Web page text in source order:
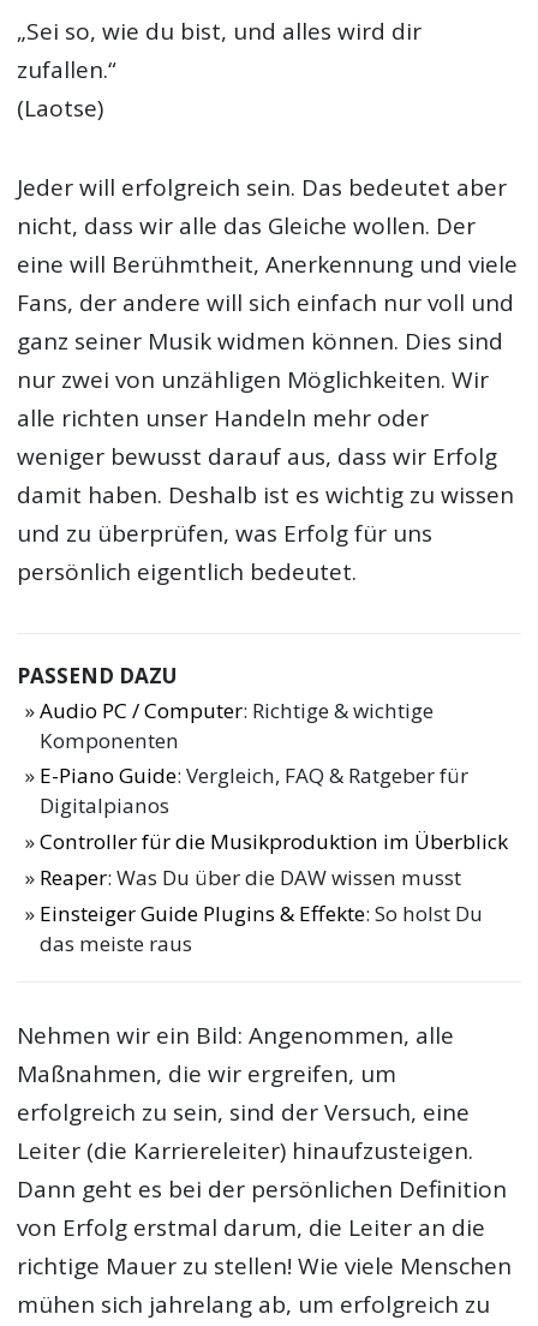
„Sei so, wie du bist, und alles wird dir
zufallen.“
(Laotse)
Jeder will erfolgreich sein. Das bedeutet aber
nicht, dass wir alle das Gleiche wollen. Der
eine will Berühmtheit, Anerkennung und viele
Fans, der andere will sich einfach nur voll und
ganz seiner Musik widmen können. Dies sind
nur zwei von unzähligen Möglichkeiten. Wir
alle richten unser Handeln mehr oder
weniger bewusst darauf aus, dass wir Erfolg
damit haben. Deshalb ist es wichtig zu wissen
und zu überprüfen, was Erfolg für uns
persönlich eigentlich bedeutet.
PASSEND DAZU
Audio PC / Computer: Richtige & wichtige
Komponenten
E-Piano Guide: Vergleich, FAQ & Ratgeber für
Digitalpianos
Controller für die Musikproduktion im Überblick
Reaper: Was Du über die DAW wissen musst
Einsteiger Guide Plugins & Effekte: So holst Du
das meiste raus
Nehmen wir ein Bild: Angenommen, alle
Maßnahmen, die wir ergreifen, um
erfolgreich zu sein, sind der Versuch, eine
Leiter (die Karriereleiter) hinaufzusteigen.
Dann geht es bei der persönlichen Definition
von Erfolg erstmal darum, die Leiter an die
richtige Mauer zu stellen! Wie viele Menschen
mühen sich jahrelang ab, um erfolgreich zu